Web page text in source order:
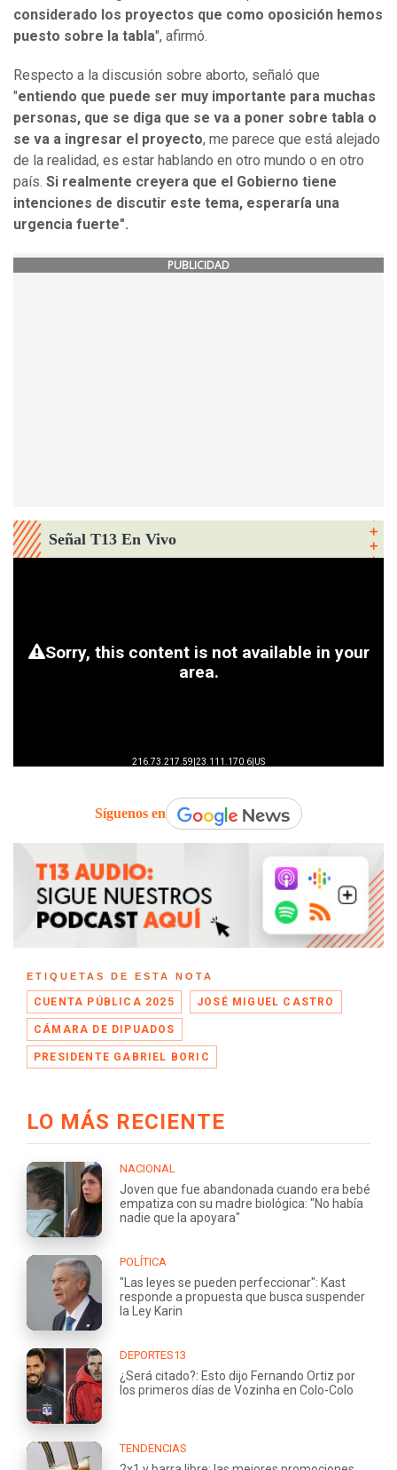
considerado los proyectos que como oposición hemos
puesto sobre la tabla", afirmó.
Respecto a la discusión sobre aborto, señaló que
"entiendo que puede ser muy importante para muchas
personas, que se diga que se va a poner sobre tabla o
se va a ingresar el proyecto, me parece que está alejado
de la realidad, es estar hablando en otro mundo o en otro
país. Si realmente creyera que el Gobierno tiene
intenciones de discutir este tema, esperaría una
urgencia fuerte".
PUBLICIDAD
Señal T13 En Vivo
Síguenos en
ETIQUETAS DE ESTA NOTA
CUENTA PÚBLICA 2025 JOSÉ MIGUEL CASTRO
CÁMARA DE DIPUADOS
PRESIDENTE GABRIEL BORIC
LO MÁS RECIENTE
NACIONAL
Joven que fue abandonada cuando era bebé
empatiza con su madre biológica: "No había
nadie que la apoyara"
POLÍTICA
"Las leyes se pueden perfeccionar": Kast
responde a propuesta que busca suspender
la Ley Karin
DEPORTES13
¿Será citado?: Esto dijo Fernando Ortiz por
los primeros días de Vozinha en Colo-Colo
TENDENCIAS